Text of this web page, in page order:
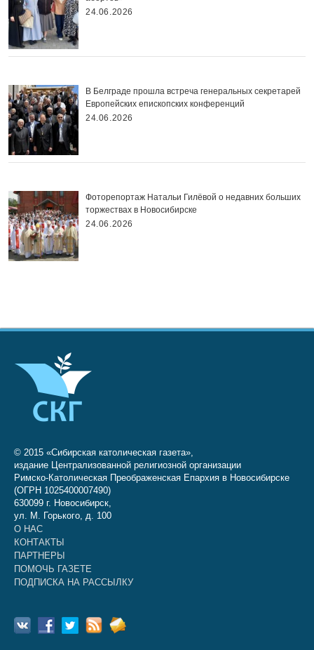
24.06.2026
В Белграде прошла встреча генеральных секретарей
Европейских епископских конференций
24.06.2026
Фоторепортаж Натальи Гилёвой о недавних больших
торжествах в Новосибирске
24.06.2026
© 2015 «Сибирская католическая газета»,
издание Централизованной религиозной организации
Римско-Католическая Преображенская Епархия в Новосибирске
(ОГРН 1025400007490)
630099 г. Новосибирск,
ул. М. Горького, д. 100
О НАС
КОНТАКТЫ
ПАРТНЕРЫ
ПОМОЧЬ ГАЗЕТЕ
ПОДПИСКА НА РАССЫЛКУ